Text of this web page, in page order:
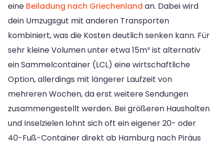
eine Beiladung nach Griechenland an. Dabei wird
dein Umzugsgut mit anderen Transporten
kombiniert, was die Kosten deutlich senken kann. Für
sehr kleine Volumen unter etwa 15m³ ist alternativ
ein Sammelcontainer (LCL) eine wirtschaftliche
Option, allerdings mit längerer Laufzeit von
mehreren Wochen, da erst weitere Sendungen
zusammengestellt werden. Bei größeren Haushalten
und Inselzielen lohnt sich oft ein eigener 20- oder
40-Fuß-Container direkt ab Hamburg nach Piräus